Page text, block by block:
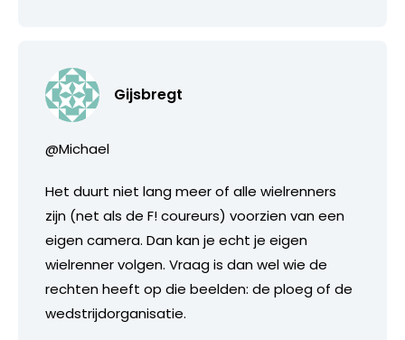
Gijsbregt
@Michael
Het duurt niet lang meer of alle wielrenners
zijn (net als de F! coureurs) voorzien van een
eigen camera. Dan kan je echt je eigen
wielrenner volgen. Vraag is dan wel wie de
rechten heeft op die beelden: de ploeg of de
wedstrijdorganisatie.